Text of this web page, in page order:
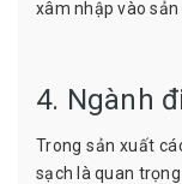
xâm nhập vào sản
4. Ngành
Trong sản xuất
sạch là quan